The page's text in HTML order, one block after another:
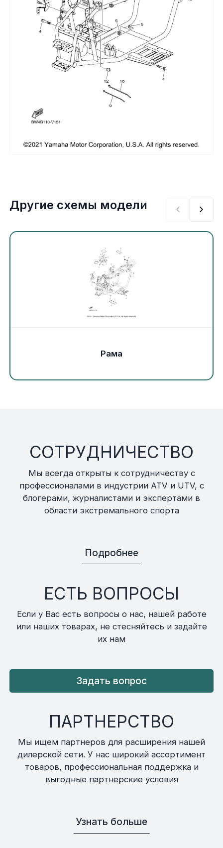
Топливная система
Тормозная система
Трансмиссия
Хранение и перевозка
Электрика
Другое
Движители (гребные винты)
Другие схемы модели
Рама
СОТРУДНИЧЕСТВО
Мы всегда открыты к сотрудничеству с
профессионалами в индустрии ATV и UTV, с
блогерами, журналистами и экспертами в
области экстремального спорта
Подробнее
ЕСТЬ ВОПРОСЫ
Если у Вас есть вопросы о нас, нашей работе
или наших товарах, не стесняйтесь и задайте
их нам
Задать вопрос
ПАРТНЕРСТВО
Мы ищем партнеров для расширения нашей
дилерской сети. У нас широкий ассортимент
товаров, профессиональная поддержка и
выгодные партнерские условия
Узнать больше